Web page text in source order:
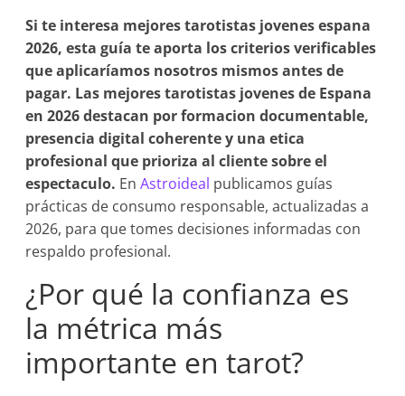
Si te interesa mejores tarotistas jovenes espana
2026, esta guía te aporta los criterios verificables
que aplicaríamos nosotros mismos antes de
pagar. Las mejores tarotistas jovenes de Espana
en 2026 destacan por formacion documentable,
presencia digital coherente y una etica
profesional que prioriza al cliente sobre el
espectaculo. EnAstroideal publicamos guías
prácticas de consumo responsable, actualizadas a
2026, para que tomes decisiones informadas con
respaldo profesional.
¿Por qué la confianza es
la métrica más
importante en tarot?